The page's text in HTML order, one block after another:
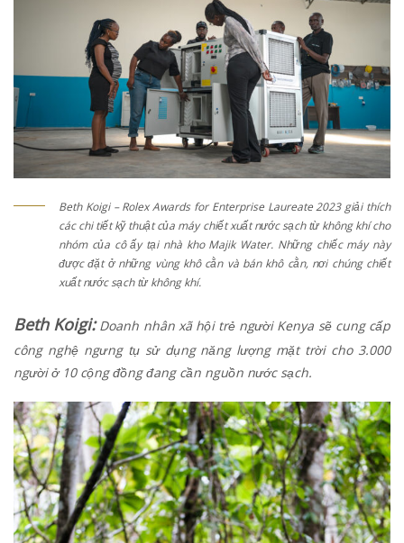
Beth Koigi – Rolex Awards for Enterprise Laureate 2023 giải thích
các chi tiết kỹ thuật của máy chiết xuất nước sạch từ không khí cho
nhóm của cô ấy tại nhà kho Majik Water. Những chiếc máy này
được đặt ở những vùng khô cằn và bán khô cằn, nơi chúng chiết
xuất nước sạch từ không khí.
Beth Koigi:Doanh nhân xã hội trẻ người Kenya sẽ cung cấp
công nghệ ngưng tụ sử dụng năng lượng mặt trời cho 3.000
người ở 10 cộng đồng đang cần nguồn nước sạch.